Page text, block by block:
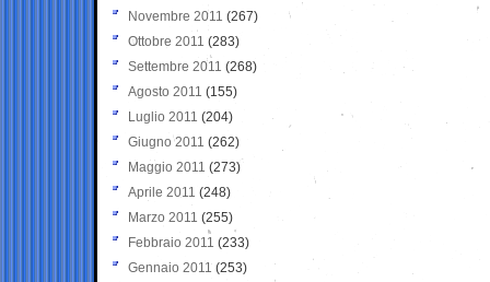
Novembre 2011 (267)
Ottobre 2011 (283)
Settembre 2011 (268)
Agosto 2011 (155)
Luglio 2011 (204)
Giugno 2011 (262)
Maggio 2011 (273)
Aprile 2011 (248)
Marzo 2011 (255)
Febbraio 2011 (233)
Gennaio 2011 (253)